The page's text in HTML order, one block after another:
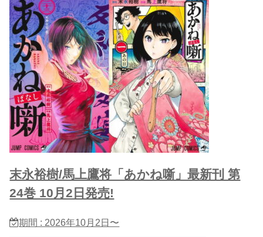
末永裕樹/馬上鷹将「あかね噺」最新刊 第
24巻 10月2日発売!
期間 : 2026年10月2日〜